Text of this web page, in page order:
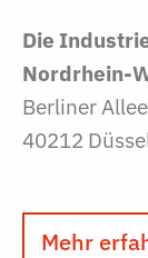
Die
Nordrhein-
Berliner
40212
Mehr